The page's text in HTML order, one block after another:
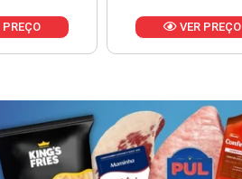
PREÇO VER PREÇO